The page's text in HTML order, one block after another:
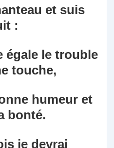
et suis
:
égale le trouble
touche,
humeur et
bonté.
je devrai